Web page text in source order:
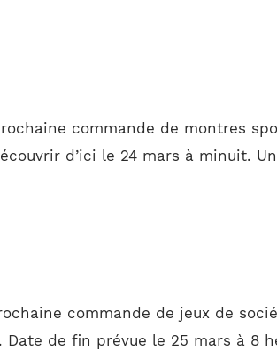
commande de montres
d’ici le 24 mars à minuit.
commande de jeux de
de fin prévue le 25 mars à 8